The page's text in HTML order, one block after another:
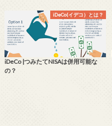
iDeCo(イデコ）とは？
iDeCo |つみたてNISAは併用可能な
の？